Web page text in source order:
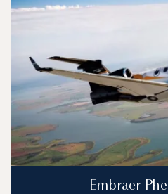
Embraer